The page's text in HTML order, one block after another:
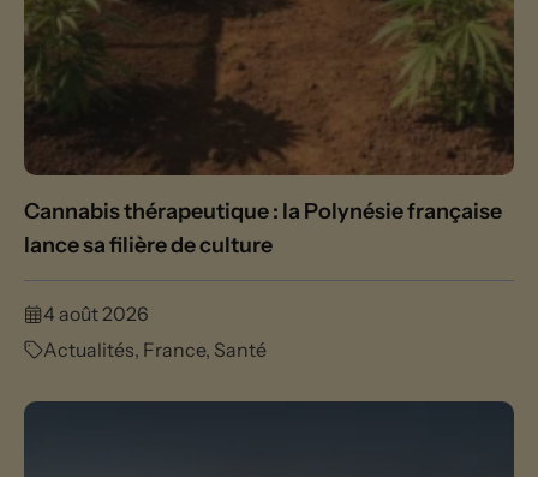
Cannabis thérapeutique : la Polynésie française
lance sa filière de culture
4 août 2026
Actualités, France, Santé